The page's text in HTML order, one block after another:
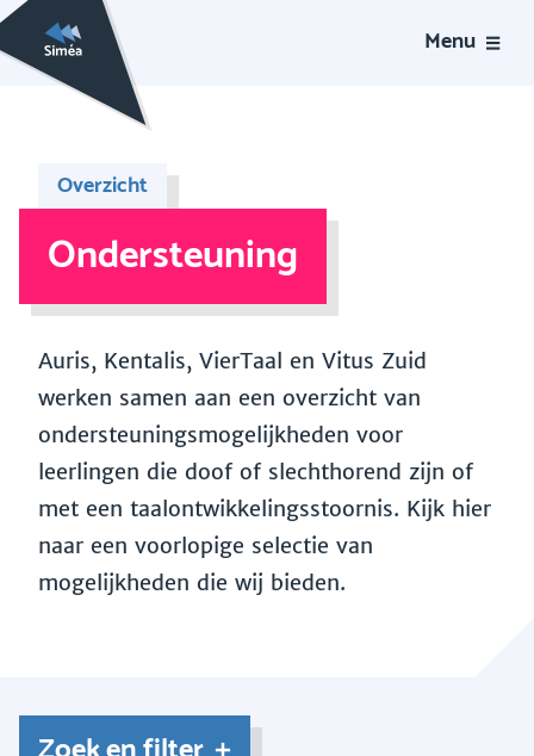
Menu
Overzicht
Ondersteuning
Auris, Kentalis, VierTaal en Vitus Zuid
werken samen aan een overzicht van
ondersteuningsmogelijkheden voor
leerlingen die doof of slechthorend zijn of
met een taalontwikkelingsstoornis. Kijk hier
naar een voorlopige selectie van
mogelijkheden die wij bieden.